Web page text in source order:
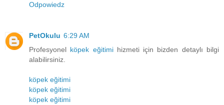
Odpowiedz
PetOkulu 6:29 AM
Profesyonel köpek eğitimihizmeti için bizden detaylı bilgi
alabilirsiniz.
köpek eğitimi
köpek eğitimi
köpek eğitimi